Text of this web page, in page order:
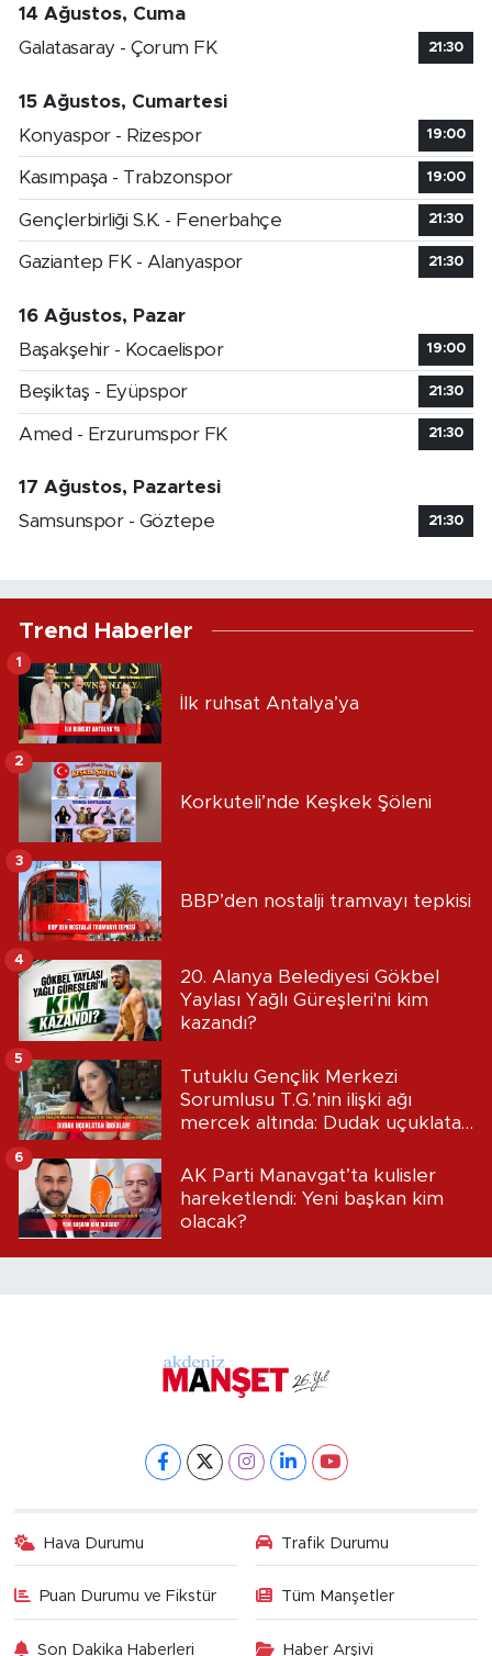
14 Ağustos, Cuma
Galatasaray - Çorum FK
21:30
15 Ağustos, Cumartesi
Konyaspor - Rizespor
19:00
Kasımpaşa - Trabzonspor 19:00
Gençlerbirliği S.K. - Fenerbahçe 21:30
Gaziantep FK - Alanyaspor 21:30
16 Ağustos, Pazar
Başakşehir - Kocaelispor
19:00
Beşiktaş - Eyüpspor 21:30
Amed - Erzurumspor FK 21:30
17 Ağustos, Pazartesi
Samsunspor - Göztepe
21:30
Trend Haberler
İlk ruhsat Antalya’ya
1
Korkuteli’nde Keşkek Şöleni
2
BBP’den nostalji tramvayı tepkisi
3
20. Alanya Belediyesi Gökbel
Yaylası Yağlı Güreşleri'ni kim
kazandı?
4
Tutuklu Gençlik Merkezi
Sorumlusu T.G.’nin ilişki ağı
mercek altında: Dudak uçuklatan
5
AK Parti Manavgat’ta kulisler
hareketlendi: Yeni başkan kim
olacak?
6
Hava Durumu Trafik Durumu
Puan Durumu ve Fikstür Tüm Manşetler
Son Dakika Haberleri Haber Arşivi